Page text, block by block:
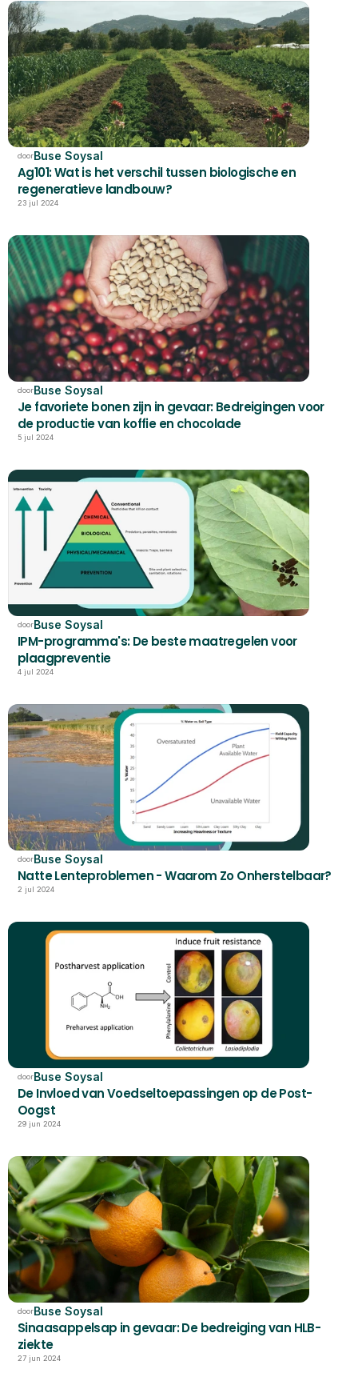
doorBuse Soysal
Ag101: Wat is het verschil tussen biologische en
regeneratieve landbouw?
23 jul 2024
doorBuse Soysal
Je favoriete bonen zijn in gevaar: Bedreigingen voor
de productie van koffie en chocolade
5 jul 2024
doorBuse Soysal
IPM-programma's: De beste maatregelen voor
plaagpreventie
4 jul 2024
doorBuse Soysal
Natte Lenteproblemen - Waarom Zo Onherstelbaar?
2 jul 2024
doorBuse Soysal
De Invloed van Voedseltoepassingen op de Post-
Oogst
29 jun 2024
doorBuse Soysal
Sinaasappelsap in gevaar: De bedreiging van HLB-
ziekte
27 jun 2024